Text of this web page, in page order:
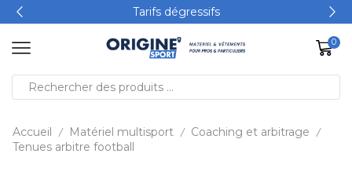
Tarifs dégressifs
0
Accueil / Matériel multisport / Coaching et arbitrage /
Tenues arbitre football